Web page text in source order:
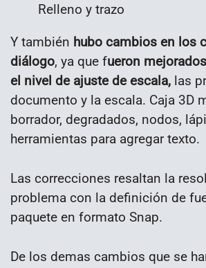
Relleno y trazo
Y también hubo cambios en los
diálogo, ya que fueron
el nivel de ajuste de escala, las
documento y la escala. Caja 3D
borrador, degradados, nodos,
herramientas para agregar texto.
Las correcciones resaltan la
problema con la definición de
paquete en formato Snap.
De los demas cambios que se